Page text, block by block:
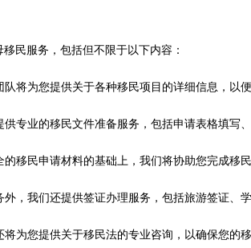
民服务，包括但不限于以下内容：
将为您提供关于各种移民项目的详细信息，以
专业的移民文件准备服务，包括申请表格填写
移民申请材料的基础上，我们将协助您完成移
，我们还提供签证办理服务，包括旅游签证、
为您提供关于移民法的专业咨询，以确保您的